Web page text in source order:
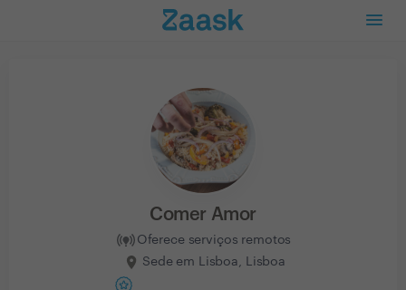
Comer Amor
Oferece serviços remotos
Sede em Lisboa, Lisboa